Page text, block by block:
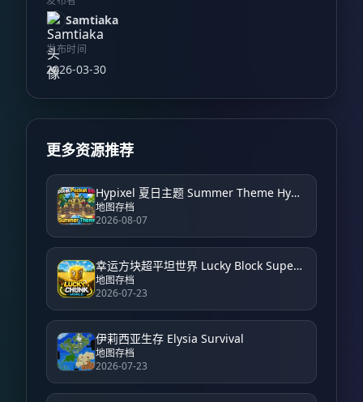
Samtiaka
发布时间
2026-03-30
更多资源推荐
Hypixel 夏日主题 Summer Theme Hypixel
地图存档
2026-08-07
幸运方块超平坦世界 Lucky Block Super Flat World
地图存档
2026-07-23
伊莉西亚生存 Elysia Survival
地图存档
2026-07-23